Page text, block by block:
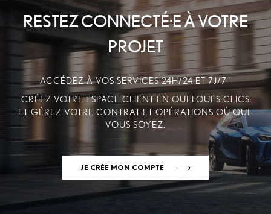
RESTEZ CONNECTÉ∙EÀ VOTRE
PROJET
ACCÉDEZ À VOS SERVICES 24H/24 ET 7J/7 !
CRÉEZ VOTRE ESPACE CLIENT EN QUELQUES CLICS
ET GÉREZ VOTRE CONTRAT ET OPÉRATIONS OÙ QUE
VOUS SOYEZ.
JE CRÉE MON COMPTE